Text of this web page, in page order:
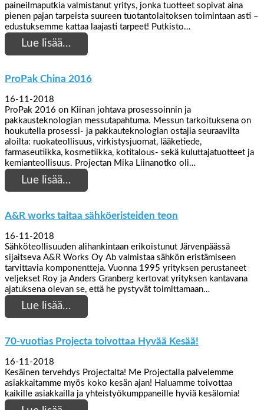
paineilmaputkia valmistanut yritys, jonka tuotteet sopivat aina
pienen pajan tarpeista suureen tuotantolaitoksen toimintaan asti –
edustuksemme kattaa laajasti tarpeet! Putkisto…
Lue lisää…
ProPak China 2016
16-11-2018
ProPak 2016 on Kiinan johtava prosessoinnin ja
pakkausteknologian messutapahtuma. Messun tarkoituksena on
houkutella prosessi- ja pakkauteknologian ostajia seuraavilta
aloilta: ruokateollisuus, virkistysjuomat, lääketiede,
farmaseutiikka, kosmetiikka, kotitalous- sekä kuluttajatuotteet ja
kemianteollisuus. Projectan Mika Liinanotko oli…
Lue lisää…
A&R works taitaa sähköeristeiden teon
16-11-2018
Sähköteollisuuden alihankintaan erikoistunut Järvenpäässä
sijaitseva A&R Works Oy Ab valmistaa sähkön eristämiseen
tarvittavia komponentteja. Vuonna 1995 yrityksen perustaneet
veljekset Roy ja Anders Granberg kertovat yrityksen kantavana
ajatuksena olevan se, että he pystyvät toimittamaan…
Lue lisää…
70-vuotias Projecta toivottaa Hyvää Kesää!
16-11-2018
Kesäinen tervehdys Projectalta! Me Projectalla palvelemme
asiakkaitamme myös koko kesän ajan! Haluamme toivottaa
kaikille asiakkailla ja yhteistyökumppaneille hyviä kesälomia!